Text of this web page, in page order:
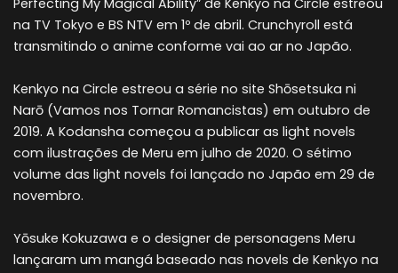
Perfecting My Magical Ability” de Kenkyo na Circle estreou
na TV Tokyo e BS NTV em 1º de abril. Crunchyroll está
transmitindo o anime conforme vai ao ar no Japão.
Kenkyo na Circle estreou a série no site Shōsetsuka ni
Narō (Vamos nos Tornar Romancistas) em outubro de
2019. A Kodansha começou a publicar as light novels
com ilustrações de Meru em julho de 2020. O sétimo
volume das light novels foi lançado no Japão em 29 de
novembro.
Yōsuke Kokuzawa e o designer de personagens Meru
lançaram um mangá baseado nas novels de Kenkyo na